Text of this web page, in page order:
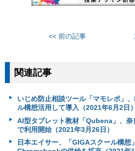
<< 前の記事
関連記事
いじめ防止相談ツール「マモレポ」
ル構想活用して導入（2021年6月2日）
AI型タブレット教材「Qubena」、奈
で利用開始（2021年3月26日）
日本エイサー、「GIGAスクール構想